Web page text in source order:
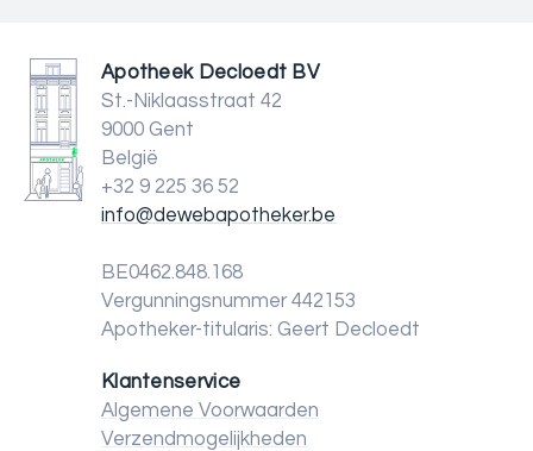
Apotheek Decloedt BV
St.-Niklaasstraat 42
9000 Gent
België
+32 9 225 36 52
info@dewebapotheker.be
BE0462.848.168
Vergunningsnummer 442153
Apotheker-titularis: Geert Decloedt
Klantenservice
Algemene Voorwaarden
Verzendmogelijkheden